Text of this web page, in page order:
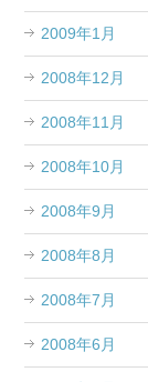
2009年1月
2008年12月
2008年11月
2008年10月
2008年9月
2008年8月
2008年7月
2008年6月